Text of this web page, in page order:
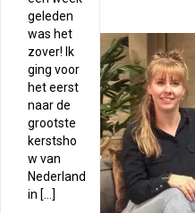
geleden
was het
zover! Ik
ging voor
het eerst
naar de
grootste
kerstsho
w van
Nederland
in […]